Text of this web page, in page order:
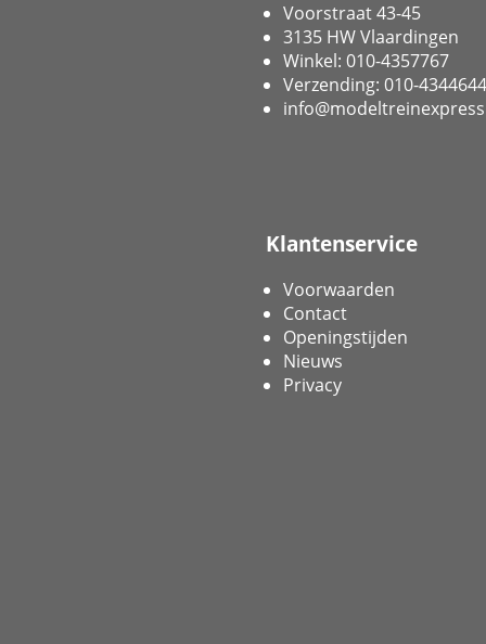
Voorstraat 43-45
3135 HW Vlaardingen
Winkel: 010-4357767
Verzending: 010-4344644
Klantenservice
Voorwaarden
Contact
Openingstijden
Nieuws
Privacy